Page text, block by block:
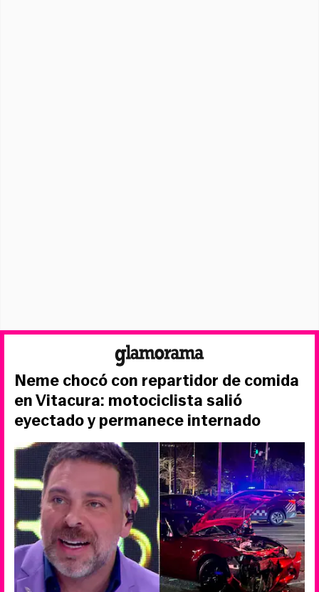
Neme chocó con repartidor de comida
en Vitacura: motociclista salió
eyectado y permanece internado